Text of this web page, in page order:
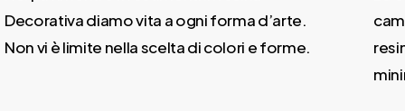
diamo vita a ogni forma d’arte.
vi è limite nella scelta di colori e forme.